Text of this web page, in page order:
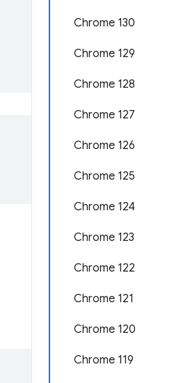
Chrome 130
Chrome 129
Chrome 128
Chrome 127
Chrome 126
Chrome 125
Chrome 124
Chrome 123
Chrome 122
Chrome 121
Chrome 120
Chrome 119